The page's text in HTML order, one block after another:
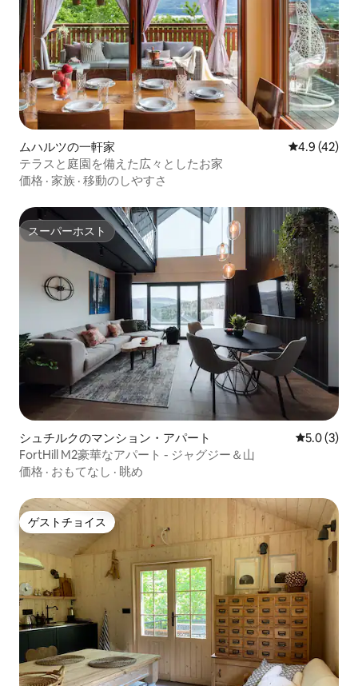
ムハルツの一軒家 レビュー42
4.9 (42)
テラスと庭園を備えた広々としたお家
価格 · 家族 · 移動のしやすさ
スーパーホスト
スーパーホスト
シュチルクのマンション・アパート レビュー3
5.0 (3)
FortHill M2豪華なアパート - ジャグジー＆山
価格 · おもてなし · 眺め
ゲストチョイス
ゲストチョイス